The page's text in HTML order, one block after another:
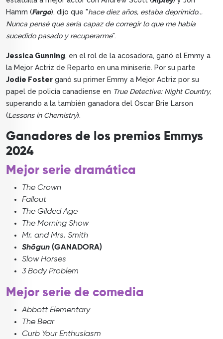
Hamm (Fargo), dijo que "hace diez años, estaba deprimido...
Nunca pensé que sería capaz de corregir lo que me había
sucedido pasado y recuperarme".
Jessica Gunning, en el rol de la acosadora, ganó el Emmy a
la Mejor Actriz de Reparto en una miniserie. Por su parte
Jodie Foster ganó su primer Emmy a Mejor Actriz por su
papel de policía canadiense en True Detective: Night Country,
superando a la también ganadora del Oscar Brie Larson
(Lessons in Chemistry).
Ganadores de los premios Emmys
2024
Mejor serie dramática
The Crown
Fallout
The Gilded Age
The Morning Show
Mr. and Mrs. Smith
Shōgun (GANADORA)
Slow Horses
3 Body Problem
Mejor serie de comedia
Abbott Elementary
The Bear
Curb Your Enthusiasm